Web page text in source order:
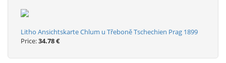
Litho Ansichtskarte Chlum u Třeboně Tschechien Prag 1899
Price:34.78 €